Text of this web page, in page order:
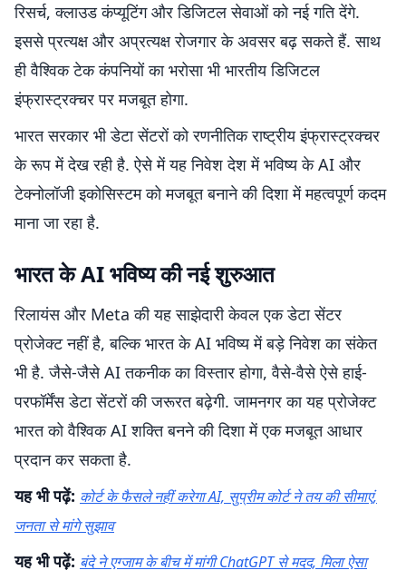
रिसर्च, क्लाउड कंप्यूटिंग और डिजिटल सेवाओं को नई गति देंगे.
इससे प्रत्यक्ष और अप्रत्यक्ष रोजगार के अवसर बढ़ सकते हैं. साथ
ही वैश्विक टेक कंपनियों का भरोसा भी भारतीय डिजिटल
इंफ्रास्ट्रक्चर पर मजबूत होगा.
भारत सरकार भी डेटा सेंटरों को रणनीतिक राष्ट्रीय इंफ्रास्ट्रक्चर
के रूप में देख रही है. ऐसे में यह निवेश देश में भविष्य के AI और
टेक्नोलॉजी इकोसिस्टम को मजबूत बनाने की दिशा में महत्वपूर्ण कदम
माना जा रहा है.
भारत के AI भविष्य की नई शुरुआत
रिलायंस और Meta की यह साझेदारी केवल एक डेटा सेंटर
प्रोजेक्ट नहीं है, बल्कि भारत के AI भविष्य में बड़े निवेश का संकेत
भी है. जैसे-जैसे AI तकनीक का विस्तार होगा, वैसे-वैसे ऐसे हाई-
परफॉर्मेंस डेटा सेंटरों की जरूरत बढ़ेगी. जामनगर का यह प्रोजेक्ट
भारत को वैश्विक AI शक्ति बनने की दिशा में एक मजबूत आधार
प्रदान कर सकता है.
यह भी पढ़ें: कोर्ट के फैसले नहीं करेगा AI, सुप्रीम कोर्ट ने तय की सीमाएं,
जनता से मांगे सुझाव
यह भी पढ़ें: बंदे ने एग्जाम के बीच में मांगी ChatGPT से मदद, मिला ऐसा